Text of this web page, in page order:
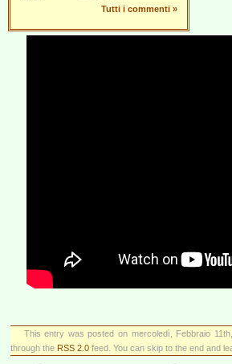
Tutti i commenti »
This entry was posted on mercoledì, Febbraio
through the RSS 2.0 feed. You can skip to the end and